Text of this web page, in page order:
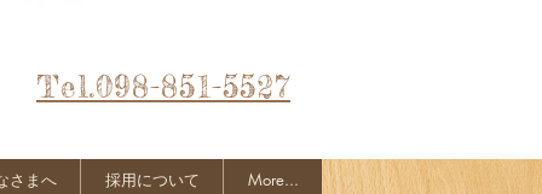
Tel.098-851-5527
さまへ 採用について More...